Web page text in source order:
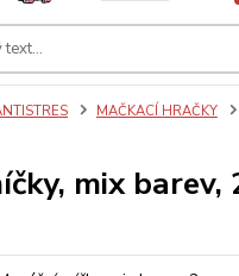
MAČKACÍ HRAČKY
mix barev,